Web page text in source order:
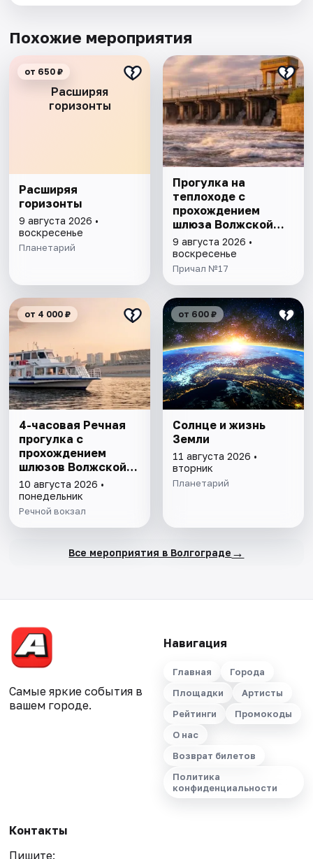
Похожие мероприятия
Расширяя
горизонты
от 650 ₽
Расширяя
горизонты
9 августа 2026 •
воскресенье
Планетарий
Прогулка на
теплоходе с
прохождением
шлюза Волжской
ГЭС
9 августа 2026 •
воскресенье
Причал №17
от 4 000 ₽
4-часовая Речная
прогулка с
прохождением
шлюзов Волжской
ГЭС
10 августа 2026 •
понедельник
Речной вокзал
от 600 ₽
Солнце и жизнь
Земли
11 августа 2026 •
вторник
Планетарий
Все мероприятия в Волгограде →
Самые яркие события в
вашем городе.
Навигация
Главная
Города
Площадки
Артисты
Рейтинги
Промокоды
О нас
Возврат билетов
Политика
конфиденциальности
Контакты
Пишите: